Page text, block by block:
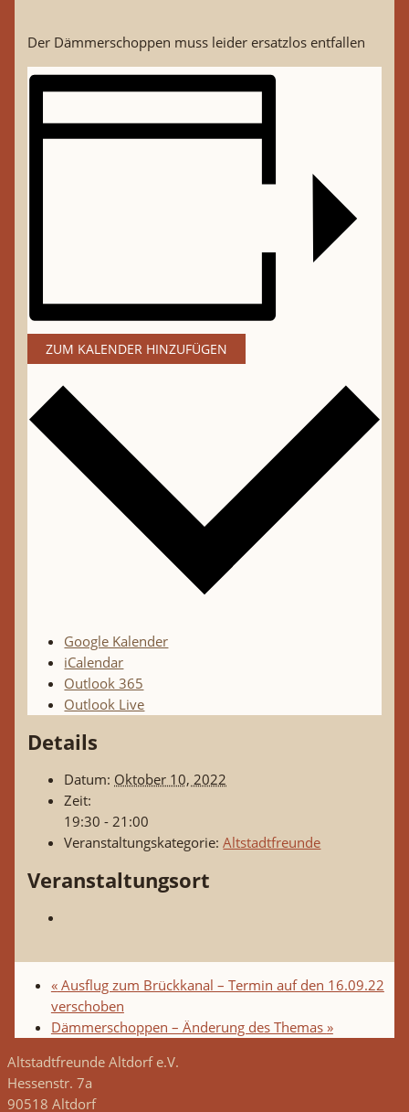
Der Dämmerschoppen muss leider ersatzlos entfallen
ZUM KALENDER HINZUFÜGEN
Google Kalender
iCalendar
Outlook 365
Outlook Live
Details
Datum: Oktober 10, 2022
Zeit:
19:30 - 21:00
Veranstaltungskategorie: Altstadtfreunde
Veranstaltungsort
«Ausflug zum Brückkanal – Termin auf den 16.09.22
verschoben
Dämmerschoppen – Änderung des Themas »
Altstadtfreunde Altdorf e.V.
Hessenstr. 7a
90518 Altdorf